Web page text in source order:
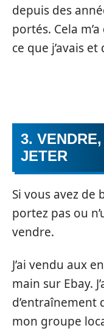
depuis des
portés. Cela
ce que j’avais et
3.
JETER
Si vous avez de
portez pas ou
vendre.
J’ai vendu aux
main sur Ebay.
d’entraînement
mon groupe